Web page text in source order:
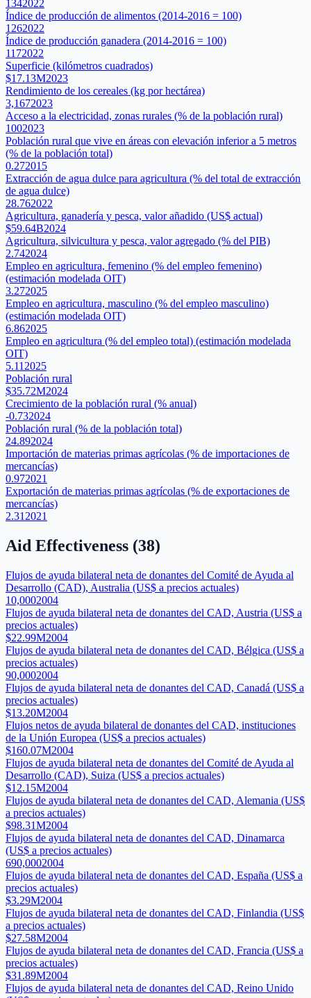
1342022
Índice de producción de alimentos (2014-2016 = 100)
1262022
Índice de producción ganadera (2014-2016 = 100)
1172022
Superficie (kilómetros cuadrados)
$17.13M2023
Rendimiento de los cereales (kg por hectárea)
3,1672023
Acceso a la electricidad, zonas rurales (% de la población rural)
1002023
Población rural que vive en áreas con elevación inferior a 5 metros
(% de la población total)
0.272015
Extracción de agua dulce para agricultura (% del total de extracción
de agua dulce)
28.762022
Agricultura, ganadería y pesca, valor añadido (US$ actual)
$59.64B2024
Agricultura, silvicultura y pesca, valor agregado (% del PIB)
2.742024
Empleo en agricultura, femenino (% del empleo femenino)
(estimación modelada OIT)
3.272025
Empleo en agricultura, masculino (% del empleo masculino)
(estimación modelada OIT)
6.862025
Empleo en agricultura (% del empleo total) (estimación modelada
OIT)
5.11 2025
Población rural
$35.72M2024
Crecimiento de la población rural (% anual)
-0.732024
Población rural (% de la población total)
24.892024
Importación de materias primas agrícolas (% de importaciones de
mercancías)
0.972021
Exportación de materias primas agrícolas (% de exportaciones de
mercancías)
2.31 2021
Aid Effectiveness (38)
Flujos de ayuda bilateral neta de donantes del Comité de Ayuda al
Desarrollo (CAD), Australia (US$ a precios actuales)
10,0002004
Flujos de ayuda bilateral neta de donantes del CAD, Austria (US$ a
precios actuales)
$22.99M2004
Flujos de ayuda bilateral neta de donantes del CAD, Bélgica (US$ a
precios actuales)
90,0002004
Flujos de ayuda bilateral neta de donantes del CAD, Canadá (US$ a
precios actuales)
$13.20M2004
Flujos netos de ayuda bilateral de donantes del CAD, instituciones
de la Unión Europea (US$ a precios actuales)
$160.07M2004
Flujos de ayuda bilateral neta de donantes del Comité de Ayuda al
Desarrollo (CAD), Suiza (US$ a precios actuales)
$12.15M2004
Flujos de ayuda bilateral neta de donantes del CAD, Alemania (US$
a precios actuales)
$98.31M2004
Flujos de ayuda bilateral neta de donantes del CAD, Dinamarca
(US$ a precios actuales)
690,0002004
Flujos de ayuda bilateral neta de donantes del CAD, España (US$ a
precios actuales)
$3.29M2004
Flujos de ayuda bilateral neta de donantes del CAD, Finlandia (US$
a precios actuales)
$27.58M2004
Flujos de ayuda bilateral neta de donantes del CAD, Francia (US$ a
precios actuales)
$31.89M2004
Flujos de ayuda bilateral neta de donantes del CAD, Reino Unido